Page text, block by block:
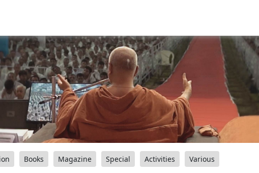
Books Magazine Special Activities Various